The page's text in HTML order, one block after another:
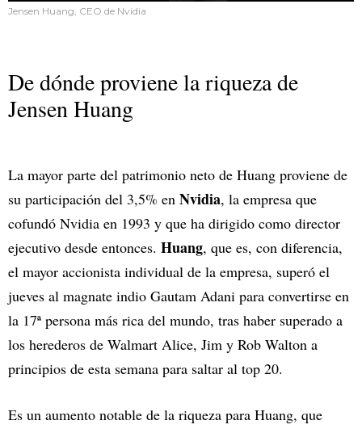
Jensen Huang, CEO de Nvidia
De dónde proviene la riqueza de
Jensen Huang
La mayor parte del patrimonio neto de Huang proviene de
su participación del 3,5% en Nvidia, la empresa que
cofundó Nvidia en 1993 y que ha dirigido como director
ejecutivo desde entonces. Huang, que es, con diferencia,
el mayor accionista individual de la empresa, superó el
jueves al magnate indio Gautam Adani para convertirse en
la 17ª persona más rica del mundo, tras haber superado a
los herederos de Walmart Alice, Jim y Rob Walton a
principios de esta semana para saltar al top 20.
Es un aumento notable de la riqueza para Huang, que